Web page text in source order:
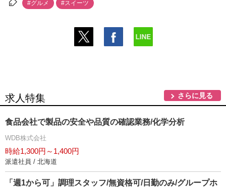
#グルメ #スイーツ
求人特集 さらに見る
食品会社で製品の安全や品質の確認業務/化学分析
WDB株式会社
時給1,300円～1,400円
派遣社員 / 北海道
「週1から可」調理スタッフ/無資格可/日勤のみ/グループホ